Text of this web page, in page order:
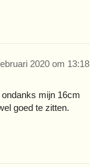
2020 om 13:18
mijn 16cm
goed te zitten.